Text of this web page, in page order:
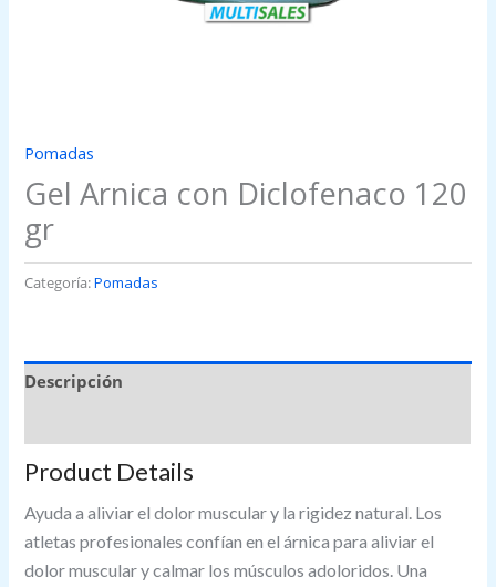
Pomadas
Gel Arnica con Diclofenaco 120
gr
Categoría:Pomadas
Descripción
Product Details
Ayuda a aliviar el dolor muscular y la rigidez natural. Los
atletas profesionales confían en el árnica para aliviar el
dolor muscular y calmar los músculos adoloridos. Una